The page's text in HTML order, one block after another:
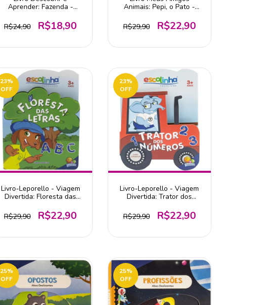
Aprender: Fazenda -
R$24,90
R$18,90
Animais: Pepi, o Pato -
R$29,90
R$22,90
23%
OFF
Livro-Leporello - Viagem
Divertida: Floresta das
R$29,90
R$22,90
23%
OFF
Livro-Leporello - Viagem
Divertida: Trator dos
Todolivro
R$29,90 R$22,90
25%
OFF
25%
OFF